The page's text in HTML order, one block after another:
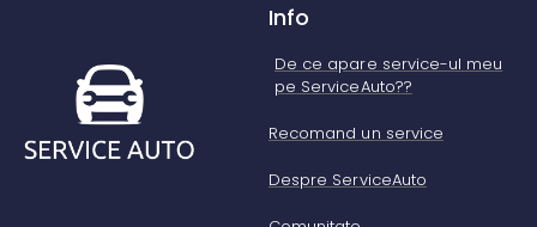
Info
De ce apare service-ul meu
pe ServiceAuto??
Recomand un service
Despre ServiceAuto